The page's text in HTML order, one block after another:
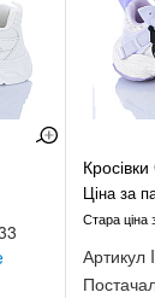
Ціна за
Стара ціна
Артикул